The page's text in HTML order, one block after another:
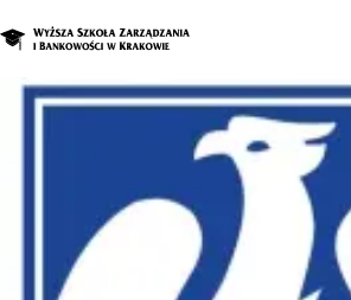
Studia